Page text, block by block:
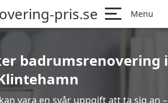
pris.se Menu
badrumsrenovering i
vara en svår uppgift att ta sig an –